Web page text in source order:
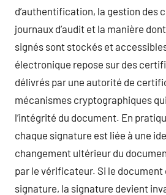
d’authentification, la gestion des
journaux d’audit et la manière
signés sont stockés et
électronique repose sur des
délivrés par une autorité de
mécanismes cryptographiques
l’intégrité du document. En
chaque signature est liée à une
changement ultérieur du
par le vérificateur. Si le
signature, la signature devient